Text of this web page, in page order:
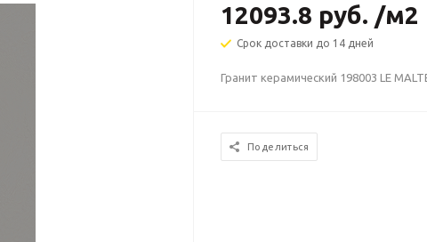
12093.8 руб. /м2
Срок доставки до 14 дней
Гранит керамический 198003 LE
Поделиться